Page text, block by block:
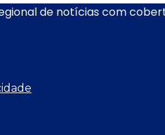
de notícias com